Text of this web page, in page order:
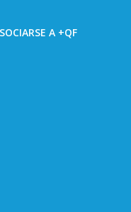
A +QF